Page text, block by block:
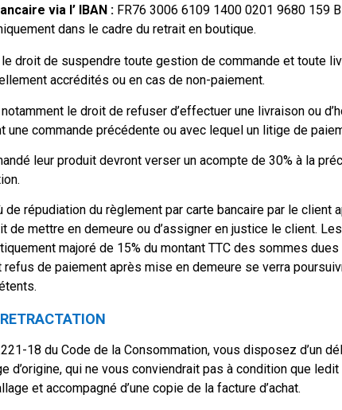
via l’ IBAN : FR76 3006 6109 1400 0201 9680 159
dans le cadre du retrait en boutique.
droit de suspendre toute gestion de commande et toute
accrédités ou en cas de non-paiement.
le droit de refuser d’effectuer une livraison ou
une commande précédente ou avec lequel un litige de
leur produit devront verser un acompte de 30% à la
de répudiation du règlement par carte bancaire par le
de mettre en demeure ou d’assigner en justice le client.
majoré de 15% du montant TTC des sommes
refus de paiement après mise en demeure se verra
18 du Code de la Consommation, vous disposez d’un
d’origine, qui ne vous conviendrait pas à condition que
et accompagné d’une copie de la facture d’achat.